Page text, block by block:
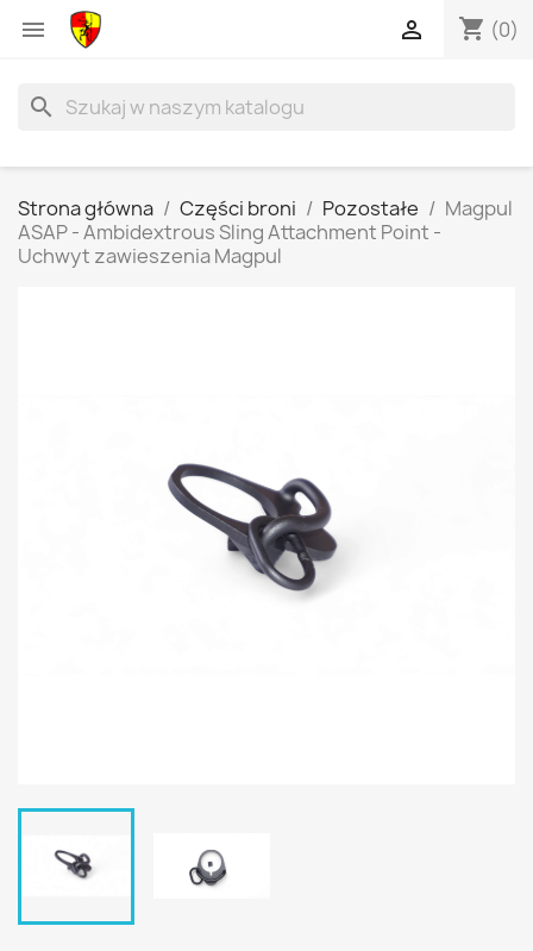
 shopping_cart (0)

search
Strona główna Części broni Pozostałe
Magpul
ASAP - Ambidextrous Sling Attachment Point -
Uchwyt zawieszenia Magpul